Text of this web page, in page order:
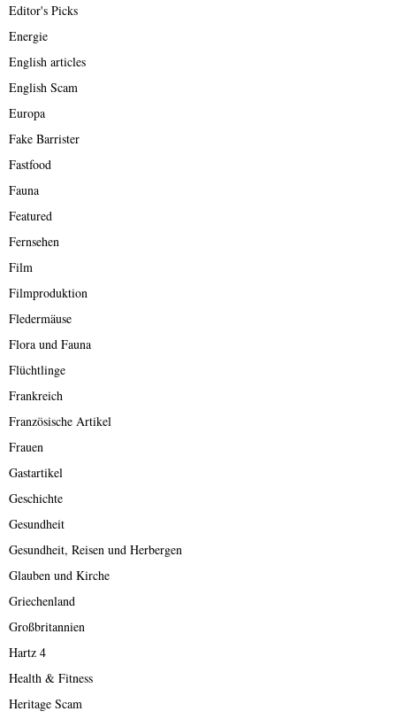
Editor's Picks
Energie
English articles
English Scam
Europa
Fake Barrister
Fastfood
Fauna
Featured
Fernsehen
Film
Filmproduktion
Fledermäuse
Flora und Fauna
Flüchtlinge
Frankreich
Französische Artikel
Frauen
Gastartikel
Geschichte
Gesundheit
Gesundheit, Reisen und Herbergen
Glauben und Kirche
Griechenland
Großbritannien
Hartz 4
Health & Fitness
Heritage Scam